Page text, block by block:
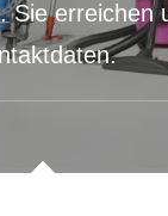
erreichen